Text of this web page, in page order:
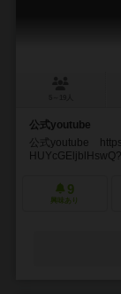
公式youtube
公式youtube
9
興味あり